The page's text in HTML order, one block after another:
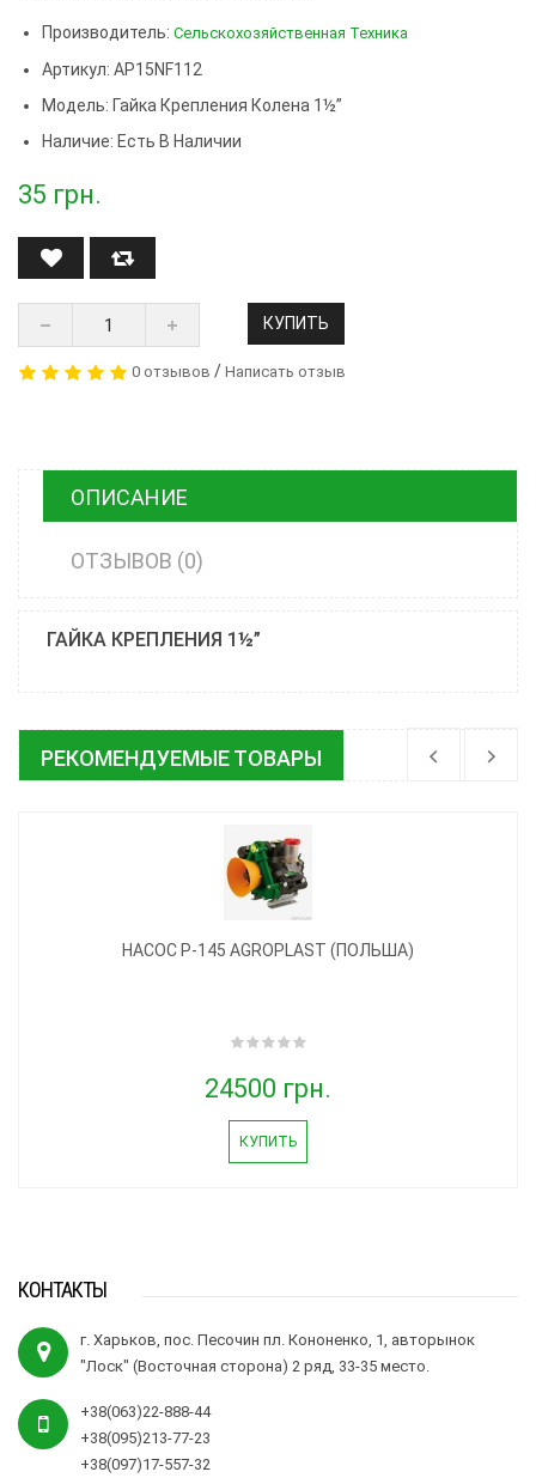
Производитель: Сельскохозяйственная Техника
Артикул: AP15NF112
Модель: Гайка Крепления Колена 1½”
Наличие: Есть В Наличии
35 грн.
КУПИТЬ
0 отзывов / Написать отзыв
ОПИСАНИЕ
ОТЗЫВОВ (0)
ГАЙКА КРЕПЛЕНИЯ 1½”
РЕКОМЕНДУЕМЫЕ ТОВАРЫ
НАСОС P-145 AGROPLAST (ПОЛЬША)
24500 грн.
КУПИТЬ
КОНТАКТЫ
г. Харьков, пос. Песочин пл. Кононенко, 1, авторынок
"Лоск" (Восточная сторона) 2 ряд, 33-35 место.
+38(063)22-888-44
+38(095)213-77-23
+38(097)17-557-32